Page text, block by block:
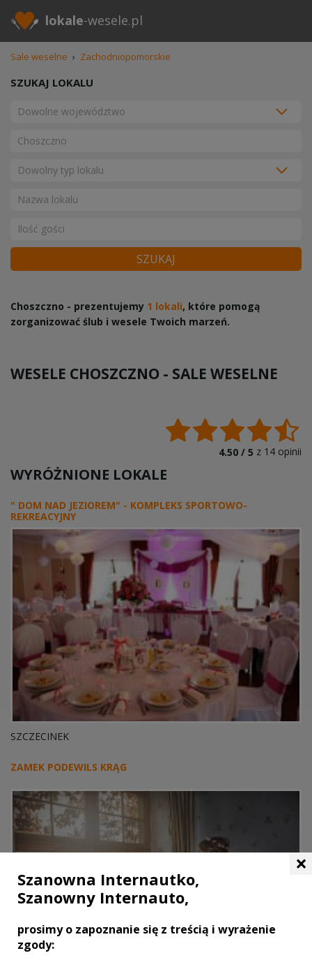
lokale-wesele.pl
Sale weselne › Zachodniopomorskie
SZUKAJ LOKALU
SZUKAJ
Choszczno - prezentujemy 1 lokali, które pomogą
zorganizować ślub i wesele Twoich marzeń.
WESELE CHOSZCZNO - SALE WESELNE
4.50 / 5 z 14 opinii
WYRÓŻNIONE LOKALE
" DOM NAD JEZIOREM" - KOMPLEKS SPORTOWO-
REKREACYJNY
SZCZECINEK
ZAMEK PODEWILS KRĄG
×
Szanowna Internautko,
Szanowny Internauto,
prosimy o zapoznanie się z treścią i wyrażenie
zgody: